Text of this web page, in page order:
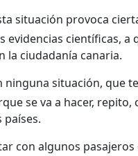
situación provoca
científicas, a
la ciudadanía canaria.
situación, que
se va a hacer, repito,
con algunos pasajeros